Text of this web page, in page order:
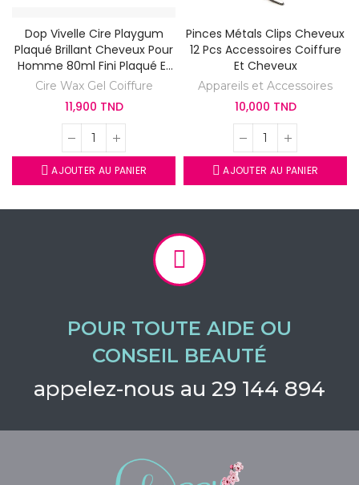
Dop Vivelle Cire Playgum
Plaqué Brillant Cheveux Pour
Homme 80ml Fini Plaqué Et
Brillant
Cire Wax Gel Coiffure
11,900 TND
AJOUTER AU PANIER
Pinces Métals Clips Cheveux
12 Pcs Accessoires Coiffure
Et Cheveux
Appareils et Accessoires
10,000 TND
AJOUTER AU PANIER
POUR TOUTE AIDE OU
CONSEIL BEAUTÉ
appelez-nous au 29 144 894